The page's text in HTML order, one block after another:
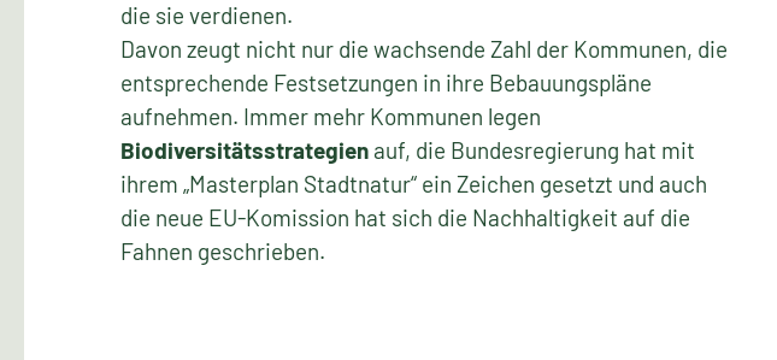
die sie verdienen.
Davon zeugt nicht nur die wachsende Zahl der Kommunen, die
entsprechende Festsetzungen in ihre Bebauungspläne
aufnehmen. Immer mehr Kommunen legen
Biodiversitätsstrategien auf, die Bundesregierung hat mit
ihrem „Masterplan Stadtnatur“ ein Zeichen gesetzt und auch
die neue EU-Komission hat sich die Nachhaltigkeit auf die
Fahnen geschrieben.